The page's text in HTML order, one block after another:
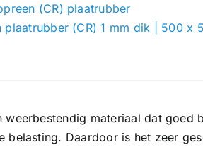
(CR) plaatrubber
plaatrubber (CR) 1 mm dik | 500 x
materiaal dat goed
belasting. Daardoor is het zeer